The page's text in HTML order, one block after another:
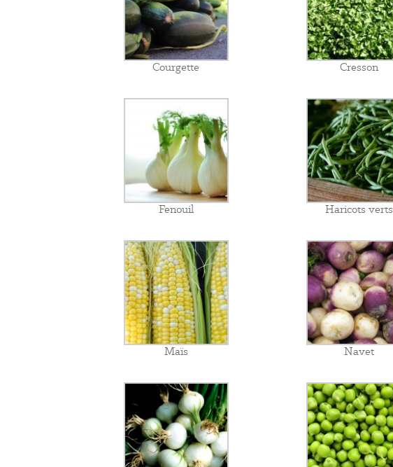
Courgette Cresson
Fenouil Haricots verts
Maïs Navet